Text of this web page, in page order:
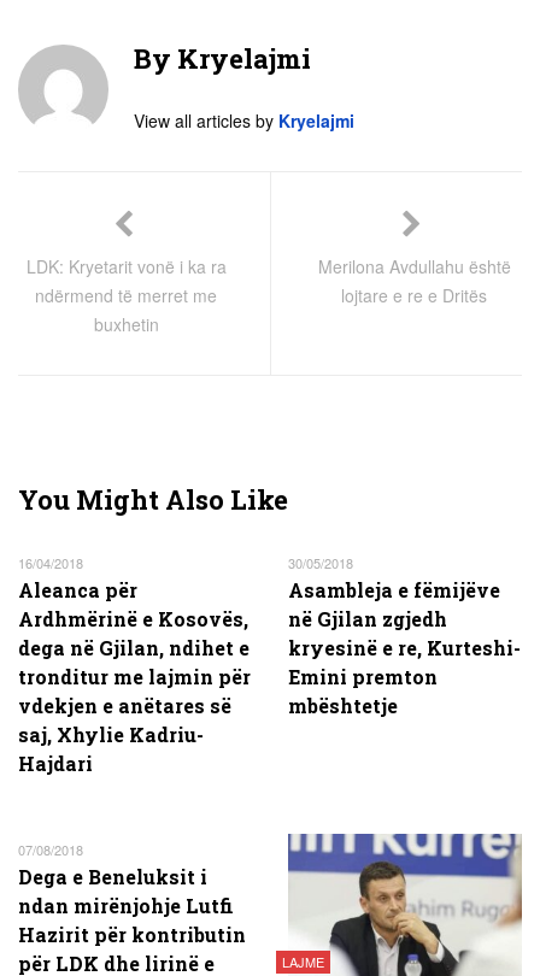
By Kryelajmi
View all articles by Kryelajmi
LDK: Kryetarit vonë i ka ra
ndërmend të merret me
buxhetin
Merilona Avdullahu është
lojtare e re e Dritës
You Might Also Like
16/04/2018
Aleanca për
Ardhmërinë e Kosovës,
dega në Gjilan, ndihet e
tronditur me lajmin për
vdekjen e anëtares së
saj, Xhylie Kadriu-
Hajdari
30/05/2018
Asambleja e fëmijëve
në Gjilan zgjedh
kryesinë e re, Kurteshi-
Emini premton
mbështetje
07/08/2018
Dega e Beneluksit i
ndan mirënjohje Lutfi
Hazirit për kontributin
për LDK dhe lirinë e
LAJME